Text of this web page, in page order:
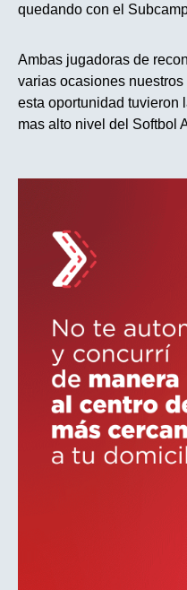
quedando con el
Ambas jugadoras de
varias ocasiones
esta oportunidad tuvieron
mas alto nivel del Softbol